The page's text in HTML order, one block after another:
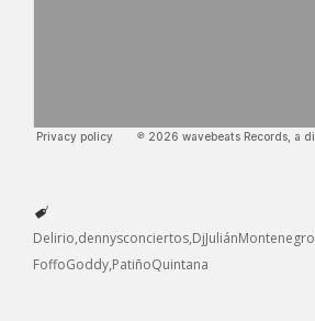
Delirio dennysconciertos DjJuliánMontenegro
FoffoGoddy PatiñoQuintana